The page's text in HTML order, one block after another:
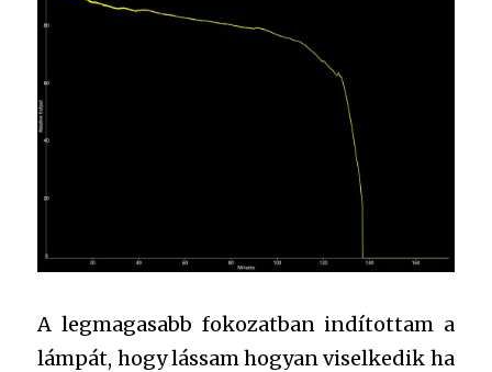
A legmagasabb fokozatban indítottam a
lámpát, hogy lássam hogyan viselkedik ha